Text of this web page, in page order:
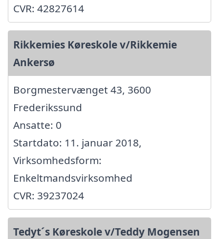
CVR: 42827614
Rikkemies Køreskole v/Rikkemie
Ankersø
Borgmestervænget 43, 3600
Frederikssund
Ansatte: 0
Startdato: 11. januar 2018,
Virksomhedsform:
Enkeltmandsvirksomhed
CVR: 39237024
Tedyt´s Køreskole v/Teddy Mogensen